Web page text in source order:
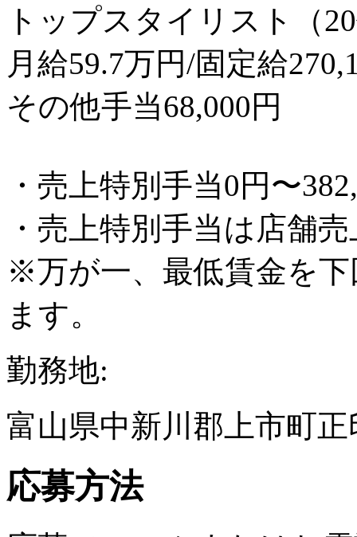
トップスタイリスト（
月給59.7万円/固定給
その他手当68,000円
・売上特別手当0円〜
・売上特別手当は店舗
※万が一、最低賃金を
ます。
勤務地:
富山県中新川郡上市町正
応募方法